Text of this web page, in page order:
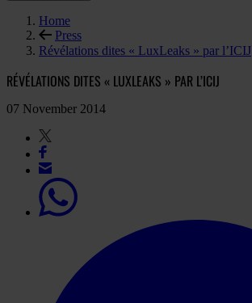
Home
Press
Révélations dites « LuxLeaks » par l’ICIJ
RÉVÉLATIONS DITES « LUXLEAKS » PAR L’ICIJ
07 November 2014